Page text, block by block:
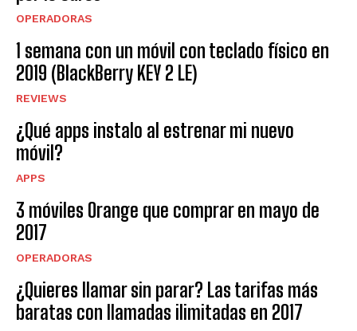
OPERADORAS
1 semana con un móvil con teclado físico en
2019 (BlackBerry KEY 2 LE)
REVIEWS
¿Qué apps instalo al estrenar mi nuevo
móvil?
APPS
3 móviles Orange que comprar en mayo de
2017
OPERADORAS
¿Quieres llamar sin parar? Las tarifas más
baratas con llamadas ilimitadas en 2017